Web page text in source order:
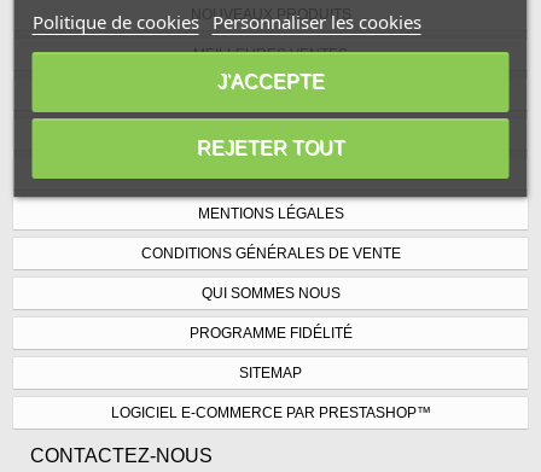
NOUVEAUX PRODUITS
MEILLEURES VENTES
NOS MAGASINS
MENTIONS LÉGALES
CONDITIONS GÉNÉRALES DE VENTE
QUI SOMMES NOUS
PROGRAMME FIDÉLITÉ
SITEMAP
LOGICIEL E-COMMERCE PAR PRESTASHOP™
CONTACTEZ-NOUS
Politique de cookies Personnaliser les cookies
REJETER TOUT
J'ACCEPTE